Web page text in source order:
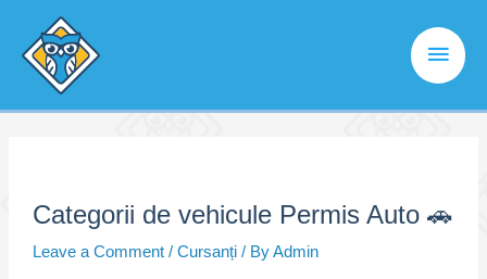
content
Main
Categorii de vehicule Permis Auto 🚗
Leave a Comment / Cursanți/ ByAdmin